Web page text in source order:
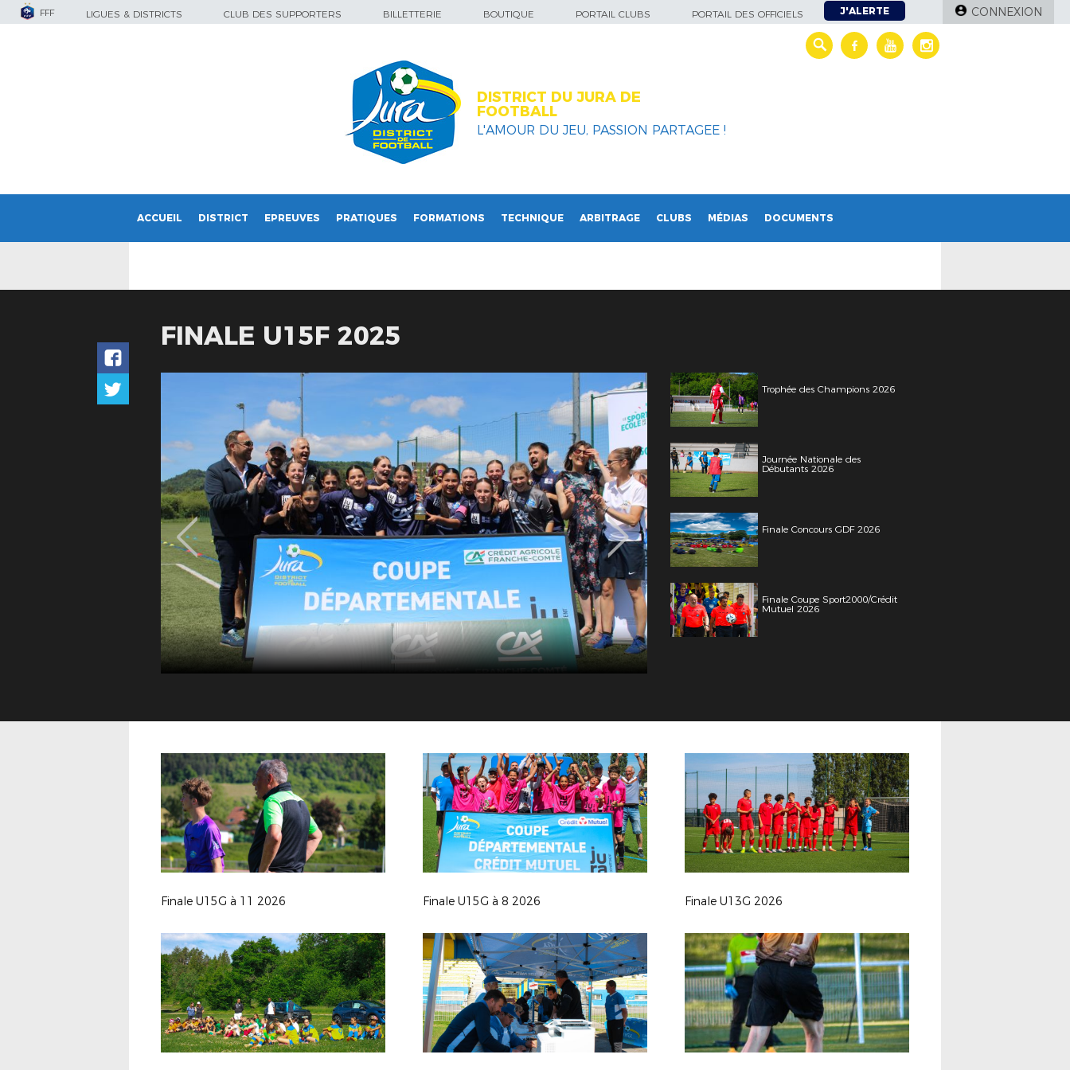
FFF LIGUES & DISTRICTS CLUB DES SUPPORTERS BILLETTERIE BOUTIQUE PORTAIL CLUBS PORTAIL DES OFFICIELS J'ALERTE CONNEXION
DISTRICT DU JURA DE
FOOTBALL
L'AMOUR DU JEU, PASSION PARTAGEE !
ACCUEIL DISTRICT EPREUVES PRATIQUES FORMATIONS TECHNIQUE ARBITRAGE CLUBS MÉDIAS DOCUMENTS
FINALE U15F 2025
Trophée des Champions 2026
Journée Nationale des
Débutants 2026
Finale Concours GDF 2026
Finale Coupe Sport2000/Crédit
Mutuel 2026
Finale U15G à 11 2026 Finale U15G à 8 2026 Finale U13G 2026